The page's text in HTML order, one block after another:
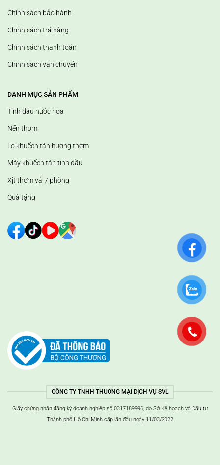
Chính sách bảo hành
Chính sách trả hàng
Chính sách thanh toán
Chính sách vận chuyển
DANH MỤC SẢN PHẨM
Tinh dầu nước hoa
Nến thơm
Lọ khuếch tán hương thơm
Máy khuếch tán tinh dầu
Xịt thơm vải / phòng
Quà tặng
CÔNG TY TNHH THƯƠNG MẠI DỊCH VỤ SVL
Giấy chứng nhận đăng ký doanh nghiệp số 0317189996, do Sở Kế hoạch và Đầu tư
Thành phố Hồ Chí Minh cấp lần đầu ngày 11/03/2022